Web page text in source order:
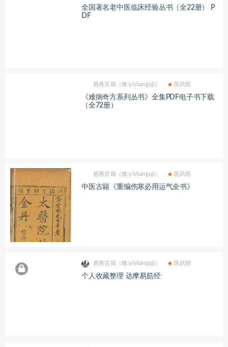
全国著名老中医临床经验丛书（全22册） P
DF
易善古籍（微:yishanguji） 医武馆
《难病奇方系列丛书》全集PDF电子书下载
（全72册）
易善古籍（微:yishanguji） 医武馆
中医古籍《重编伤寒必用运气全书》
易善古籍（微:yishanguji） 医武馆
个人收藏整理 达摩易筋经